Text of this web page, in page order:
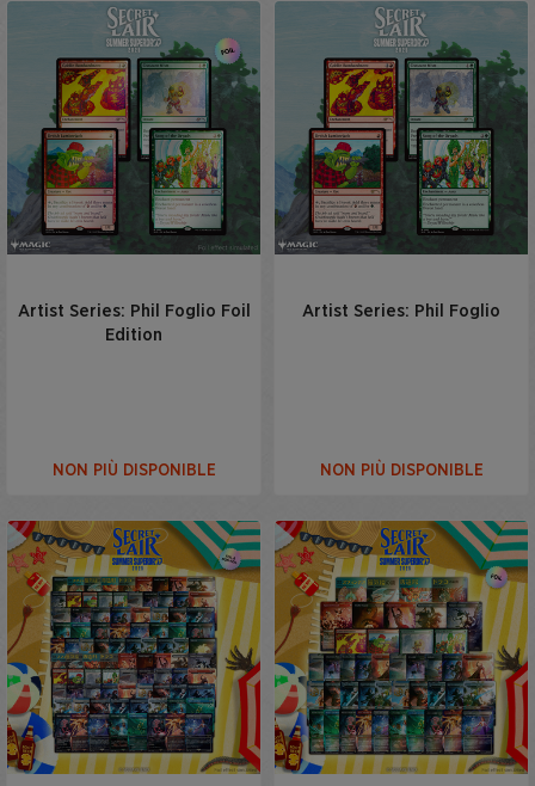
Artist Series: Phil Foglio Foil
Edition
NON PIÙ DISPONIBLE
Artist Series: Phil Foglio
NON PIÙ DISPONIBLE